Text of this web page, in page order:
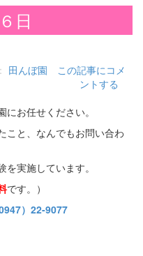
ー
日
田んぼ園
この記事にコメ
ントする
お任せください。
こと、なんでもお問い合わ
実施しています。
です。）
0947）22-9077